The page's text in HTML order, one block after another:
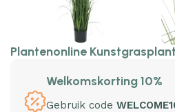
Plantenonline
Welkomskorting 10%
Gebruik code